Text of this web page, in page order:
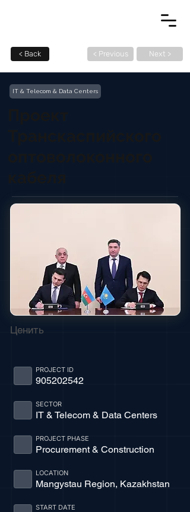
< Back < Previous Next >
IT & Telecom & Data Centers
Ценить
905202542
PROJECT ID
IT & Telecom & Data Centers
SECTOR
Procurement & Construction
PROJECT PHASE
Mangystau Region, Kazakhstan
LOCATION
START DATE